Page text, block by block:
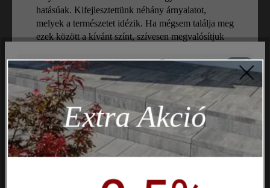
hatásúak. Kifejlesztettünk néhány árnyalatot,
melyek a természetet idézik. Ha mégsem találja meg
ezek között a kívánt színt, szívesen megvalósítjuk
Műszakilag és működéshez szükséges Aktív
Marketing Inaktív
Elemzés Inaktív
Kényelem (weboldal működése) Inaktív
Kényelem (Google Térkép) Inaktív
Extra Akció